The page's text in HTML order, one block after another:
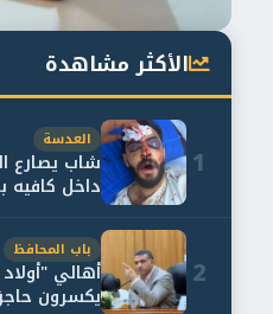
الأكثر مشاهدة
1
العدسة
شاب يصارع
داخل كافيه
2
باب المحافظ
أهالي
يكسرون